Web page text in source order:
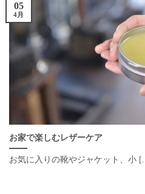
お家で楽しむレザーケア
お気に入りの靴やジャケット、小
05
4月